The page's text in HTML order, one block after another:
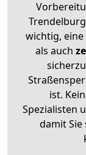
wichtig,
als auch
ist.
Spezialisten
damit Sie